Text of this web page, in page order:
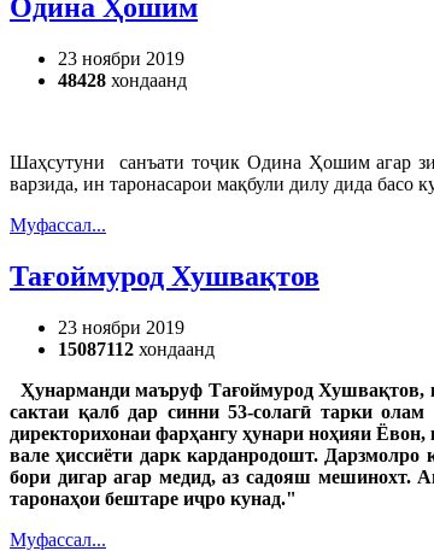
Одина Ҳошим
23 ноябри 2019
48428 хондаанд
Шаҳсутуни санъати тоҷик Одина Ҳошим агар
варзида, ин таронасарои мақбули дилу дида
Муфассал...
Тағоймурод Хушвақтов
23 ноябри 2019
15087112 хондаанд
Ҳунарманди маъруф Тағоймурод Хушвақтов,
сактаи қалб дар синни 53-солагӣ тарки
директорихонаи фарҳангу ҳунари ноҳияи Ёвон,
вале ҳиссиёти дарк карданродошт. Дарзмолро
бори дигар агар медид, аз садояш мешинохт.
таронаҳои бештаре иҷро кунад."
Муфассал...